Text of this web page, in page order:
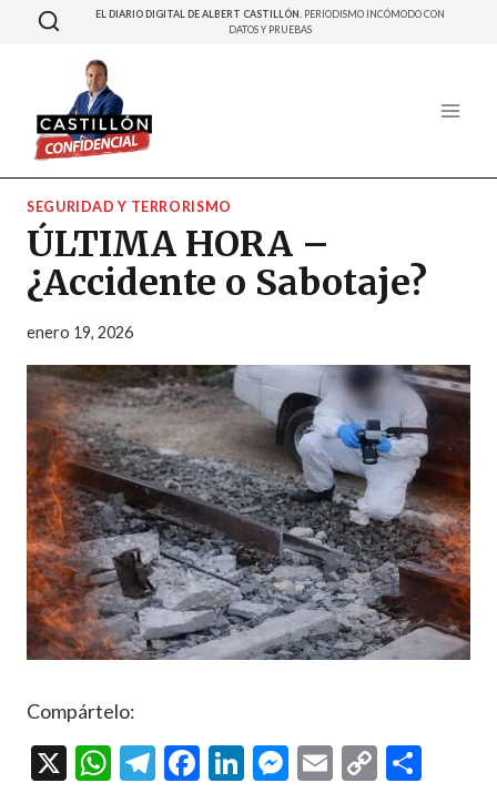
Saltar
contenido
EL DIARIO DIGITAL DE ALBERT CASTILLÓN. PERIODISMO INCÓMODO CON
DATOS Y PRUEBAS
SEGURIDAD Y TERRORISMO
ÚLTIMA HORA –
¿Accidente o Sabotaje?
enero 19, 2026
Compártelo:
X
W T
F
Li M E
C